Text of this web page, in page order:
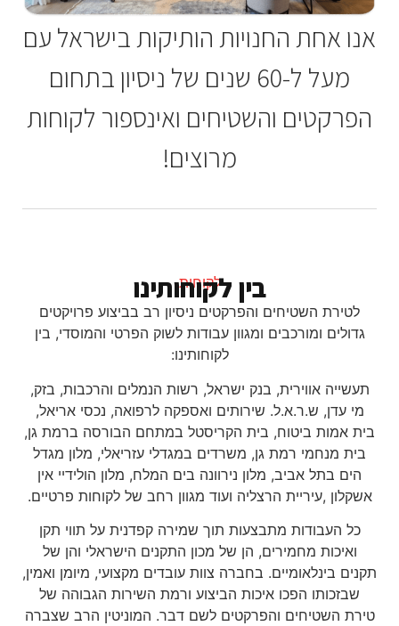
אנו אחת החנויות הותיקות בישראל עם
מעל ל-60 שנים של ניסיון בתחום
הפרקטים והשטיחים ואינספור לקוחות
מרוצים!
לקוחות
בין לקוחותינו
לטירת השטיחים והפרקטים ניסיון רב בביצוע פרויקטים
גדולים ומורכבים ומגוון עבודות לשוק הפרטי והמוסדי, בין
לקוחותינו:
תעשייה אווירית, בנק ישראל, רשות הנמלים והרכבות, בזק,
מי עדן, ש.ר.א.ל. שירותים ואספקה לרפואה, נכסי אריאל,
בית אמות ביטוח, בית הקריסטל במתחם הבורסה ברמת גן,
בית מנחמי רמת גן, משרדים במגדלי עזריאלי, מלון מגדל
הים בתל אביב, מלון נירוונה בים המלח, מלון הולידיי אין
אשקלון ,עיריית הרצליה ועוד מגוון רחב של לקוחות פרטיים.
כל העבודות מתבצעות תוך שמירה קפדנית על תווי תקן
ואיכות מחמירים, הן של מכון התקנים הישראלי והן של
תקנים בינלאומיים. בחברה צוות עובדים מקצועי, מיומן ואמין,
שבזכותו הפכו איכות הביצוע ורמת השירות הגבוהה של
טירת השטיחים והפרקטים לשם דבר. המוניטין הרב שצברה